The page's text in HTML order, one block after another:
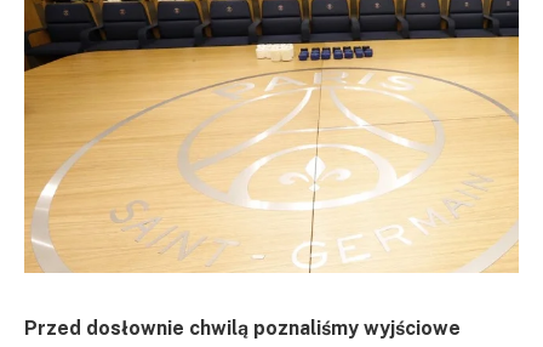
Przed dosłownie chwilą poznaliśmy wyjściowe